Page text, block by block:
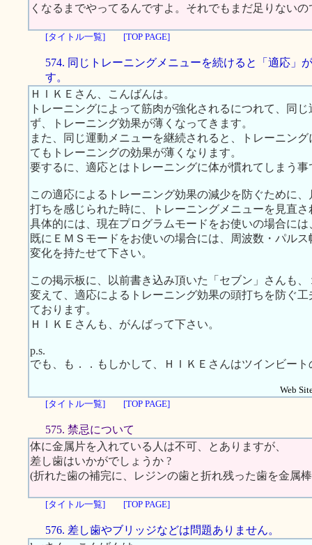
くなるまでやってるんですよ。それでもまだ足りない
[タイトル一覧] [TOP PAGE]
574. 同じトレーニングメニューを続けると「適応」
す。
ＨＩＫＥさん、こんばんは。
トレーニングによって筋肉が強化されるにつれて、同
ず、トレーニング効果が薄くなってきます。
また、同じ運動メニューを継続されると、トレーニン
てもトレーニングの効果が薄くなります。
要するに、適応とはトレーニングに体が慣れてしまう事
この適応によるトレーニング効果の減少を防ぐために
打ちを感じられた時に、トレーニングメニューを見直
具体的には、現在プログラムモードをお使いの場合に
既にＥＭＳモードをお使いの場合には、周波数・パル
変化を持たせて下さい。
この掲示板に、以前書き込み頂いた「セブン」さんも
変えて、適応によるトレーニング効果の頭打ちを防ぐ
ております。
ＨＩＫＥさんも、がんばって下さい。
p.s.
でも、も．．もしかして、ＨＩＫＥさんはツインビー
Web
[タイトル一覧]
[TOP PAGE]
575. 禁忌について
体に金属片を入れている人は不可、とありますが、
差し歯はいかがでしょうか ?
(折れた歯の補完に、レジンの歯と折れ残った歯を金属
[タイトル一覧] [TOP PAGE]
576. 差し歯やブリッジなどは問題ありません。